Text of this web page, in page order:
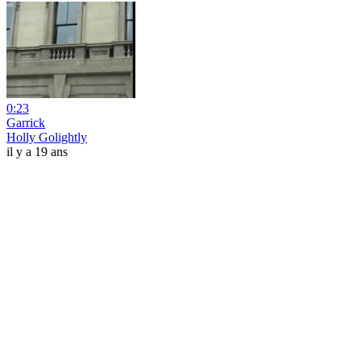
0:23
Garrick
Holly Golightly
il y a 19 ans